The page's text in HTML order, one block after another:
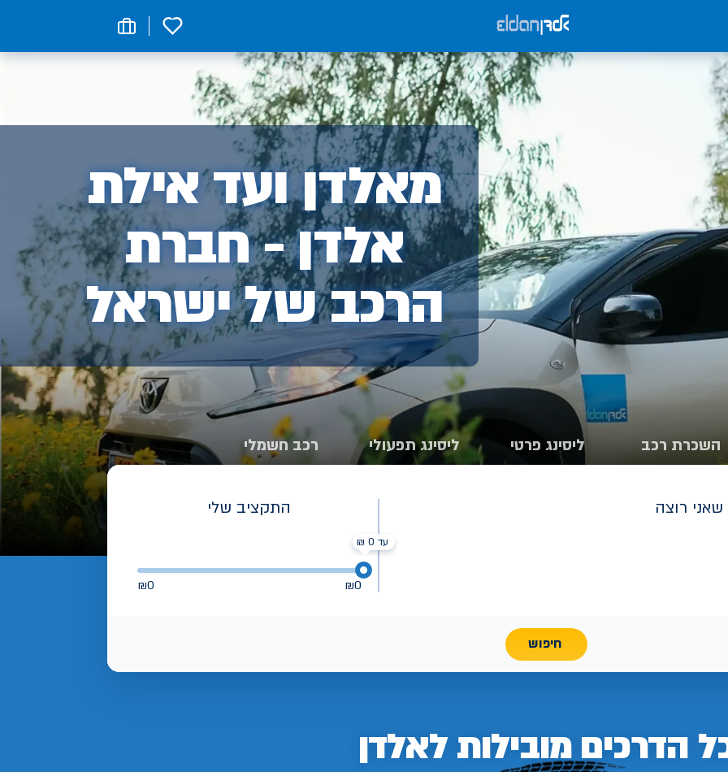
0
אלדן
-
מאלדן ועד אילת
אלדן - חברת
הרכב של ישראל
השכרת רכב ליסינג פרטי ליסינג תפעולי רכב חשמלי
רוצה התקציב שלי
₪0
₪0
חיפוש
הדרכיםמובילות לאלדן
עד 0 ₪